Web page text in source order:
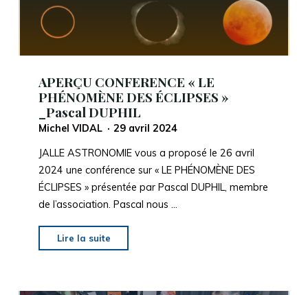
MOON
AGAIN
juin
à
21h30"
APERÇU CONFERENCE « LE
PHÉNOMÈNE DES ÉCLIPSES »
_Pascal DUPHIL
Michel VIDAL
29 avril 2024
JALLE ASTRONOMIE vous a proposé le 26 avril
2024 une conférence sur « LE PHÉNOMÈNE DES
ÉCLIPSES » présentée par Pascal DUPHIL, membre
de l’association. Pascal nous …
Lire la suite
CONFERENCE
PHÉNOMÈNE